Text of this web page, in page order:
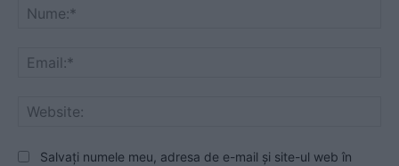
Salvați numele meu, adresa de e-mail și site-ul web în